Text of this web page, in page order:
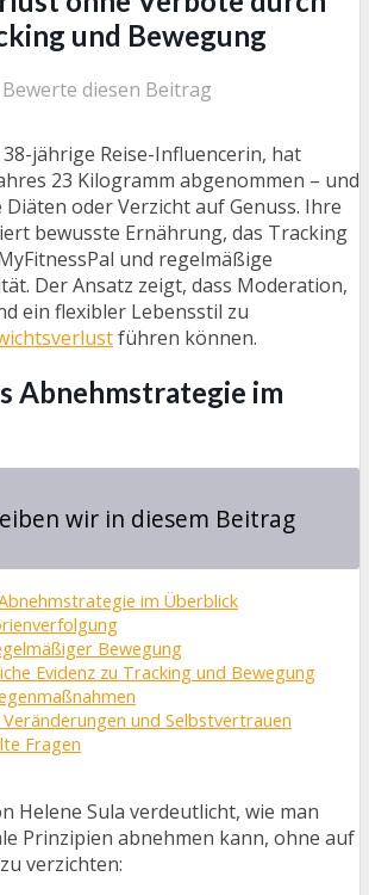
und Bewegung
Bewerte diesen Beitrag
38-jährige Reise-Influencerin, hat
23 Kilogramm abgenommen – und
oder Verzicht auf Genuss. Ihre
bewusste Ernährung, das Tracking
und regelmäßige
Der Ansatz zeigt, dass Moderation,
ein flexibler Lebensstil zu
führen können.
Abnehmstrategie im
wir in diesem Beitrag
im Überblick
Bewegung
Evidenz zu Tracking und Bewegung
Veränderungen und Selbstvertrauen
Fragen
Helene Sula verdeutlicht, wie man
Prinzipien abnehmen kann, ohne auf
verzichten: